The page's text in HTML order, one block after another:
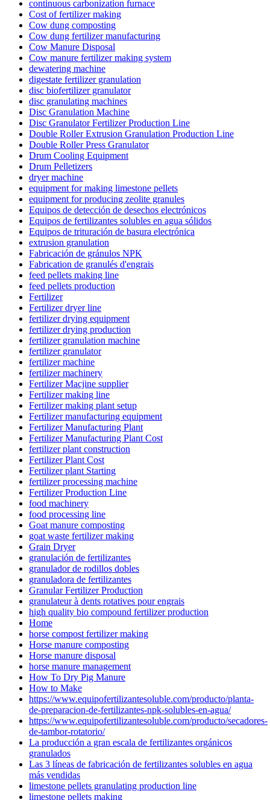
continuous carbonization furnace
Cost of fertilizer making
Cow dung composting
Cow dung fertilizer manufacturing
Cow Manure Disposal
Cow manure fertilizer making system
dewatering machine
digestate fertilizer granulation
disc biofertilizer granulator
disc granulating machines
Disc Granulation Machine
Disc Granulator Fertilizer Production Line
Double Roller Extrusion Granulation Production Line
Double Roller Press Granulator
Drum Cooling Equipment
Drum Pelletizers
dryer machine
equipment for making limestone pellets
equipment for producing zeolite granules
Equipos de detección de desechos electrónicos
Equipos de fertilizantes solubles en agua sólidos
Equipos de trituración de basura electrónica
extrusion granulation
Fabricación de gránulos NPK
Fabrication de granulés d'engrais
feed pellets making line
feed pellets production
Fertilizer
Fertilizer dryer line
fertilizer drying equipment
fertilizer drying production
fertilizer granulation machine
fertilizer granulator
fertilizer machine
fertilizer machinery
Fertilizer Macjine supplier
Fertilizer making line
Fertilizer making plant setup
Fertilizer manufacturing equipment
Fertilizer Manufacturing Plant
Fertilizer Manufacturing Plant Cost
fertilizer plant construction
Fertilizer Plant Cost
Fertilizer plant Starting
fertilizer processing machine
Fertilizer Production Line
food machinery
food processing line
Goat manure composting
goat waste fertilizer making
Grain Dryer
granulación de fertilizantes
granulador de rodillos dobles
granuladora de fertilizantes
Granular Fertilizer Production
granulateur à dents rotatives pour engrais
high quality bio compound fertilizer production
Home
horse compost fertilizer making
Horse manure composting
Horse manure disposal
horse manure management
How To Dry Pig Manure
How to Make
https://www.equipofertilizantesoluble.com/producto/planta-
de-preparacion-de-fertilizantes-npk-solubles-en-agua/
https://www.equipofertilizantesoluble.com/producto/secadores-
de-tambor-rotatorio/
La producción a gran escala de fertilizantes orgánicos
granulados
Las 3 líneas de fabricación de fertilizantes solubles en agua
más vendidas
limestone pellets granulating production line
limestone pellets making